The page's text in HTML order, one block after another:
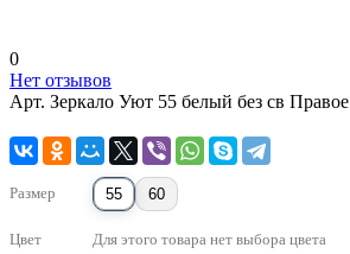
0
Нет отзывов
Арт. Зеркало Уют 55 белый без св Правое
Размер 55 60
Цвет Для этого товара нет выбора цвета